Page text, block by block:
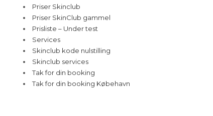
Priser Skinclub
Priser SkinClub gammel
Prisliste – Under test
Services
Skinclub kode nulstilling
Skinclub services
Tak for din booking
Tak for din booking Købehavn